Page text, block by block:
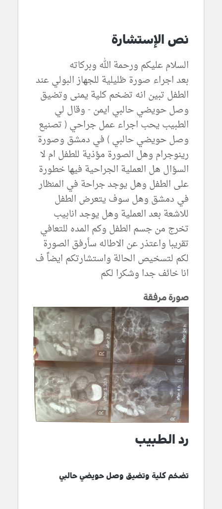
نص الإستشارة
السلام عليكم ورحمة الله وبركاته
بعد اجراء صورة ظليلية للجهاز البولي عند
الطفل تبين انه تضخم كلية يمنى وتضيق
وصل حويضي حالبي ايمن - وقال لي
الطبيب يحب اجراء عمل جراحي ( تصنيع
وصل حويضي حالبي ) في دمشق وصورة
رينوجرام وهل الصورة مؤذية للطفل ام لا
السؤال هل العملية الجراحية فيها خطورة
على الطفل وهل يوجد جراحة في المنظار
في دمشق وهل سوف يتعرض الطفل
للاشعة بعد العملية وهل يوجد انابيب
تخرج من جسم الطفل وكم المده للتعافي
تقريبا واعتذر عن الاطاله سأرفق الصورة
لكم لتسخيص الحالة واستشارتكم ايضاً ف
انا خائف جدا وشكرا لكم
صورة مرفقة
رد الطبيب
تضخم كلية وتضيق وصل حويضي حالبي